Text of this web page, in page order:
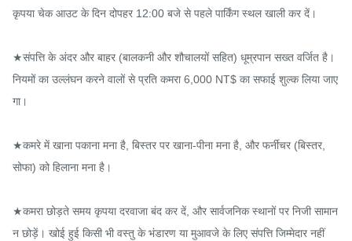
कृपया चेक आउट के दिन दोपहर 12:00 बजे से पहले पार्किंग स्थल खाली कर दें।
★संपत्ति के अंदर और बाहर (बालकनी और शौचालयों सहित) धूम्रपान सख्त वर्जित है।
नियमों का उल्लंघन करने वालों से प्रति कमरा 6,000 NT$ का सफाई शुल्क लिया जाए
गा।
★कमरे में खाना पकाना मना है, बिस्तर पर खाना-पीना मना है, और फर्नीचर (बिस्तर,
सोफा) को हिलाना मना है।
★कमरा छोड़ते समय कृपया दरवाजा बंद कर दें, और सार्वजनिक स्थानों पर निजी सामान
न छोड़ें। खोई हुई किसी भी वस्तु के भंडारण या मुआवजे के लिए संपत्ति जिम्मेदार नहीं